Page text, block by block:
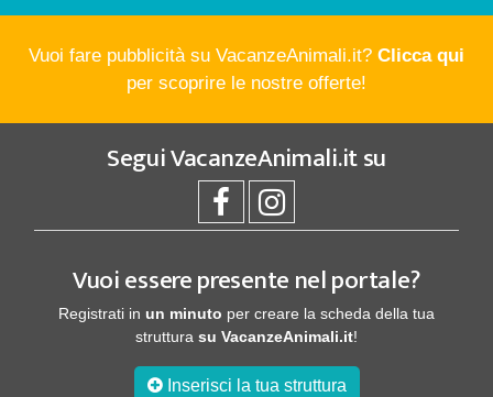
Vuoi fare pubblicità su VacanzeAnimali.it? Clicca qui
per scoprire le nostre offerte!
SeguiVacanzeAnimali.itsu
Vuoi essere presente nel portale?
Registrati in un minuto per creare la scheda della tua
struttura su VacanzeAnimali.it!
Inserisci la tua struttura